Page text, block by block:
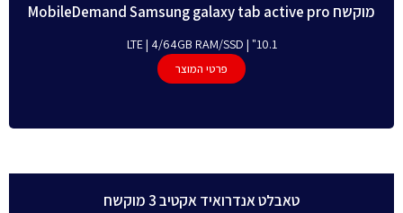
מוקשח MobileDemand Samsung galaxy tab active pro
10.1" | LTE | 4/64GB RAM/SSD
פרטי המוצר
טאבלט אנדרואיד אקטיב 3 מוקשח